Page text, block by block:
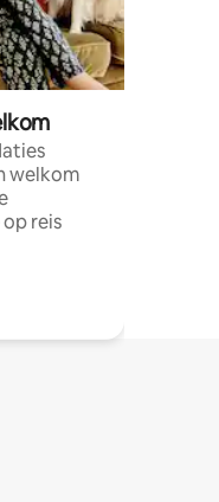
welkom
reis